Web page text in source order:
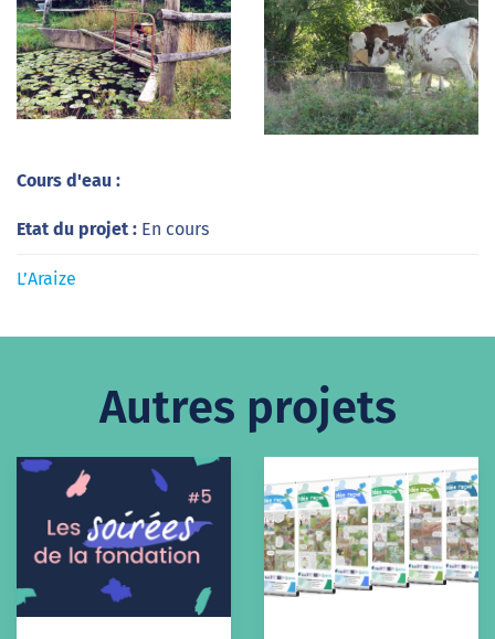
Cours d'eau :
Etat du projet : En cours
L’Araize
Autres projets